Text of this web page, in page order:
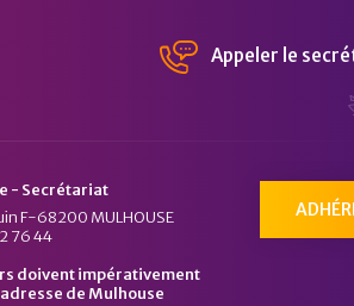
du Futur sur Linkedin
du Futur sur Youtube
Dailymotion du Pôle
Appeler le
- Secrétariat
F-68200 MULHOUSE
76 44
doivent impérativement
de Mulhouse